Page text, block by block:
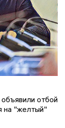
отбой
на "желтый"